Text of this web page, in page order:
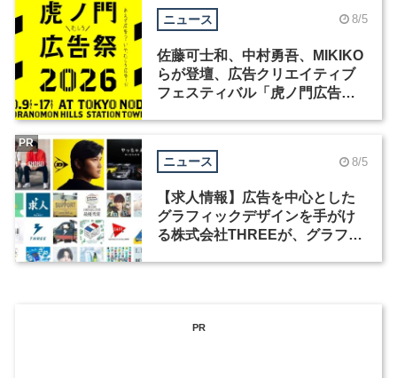
ニュース 8/5
佐藤可士和、中村勇吾、MIKIKO
らが登壇、広告クリエイティブ
フェスティバル「虎ノ門広告
ニュース 8/5
【求人情報】広告を中心とした
グラフィックデザインを手がけ
る株式会社THREEが、グラフィ
PR
PR